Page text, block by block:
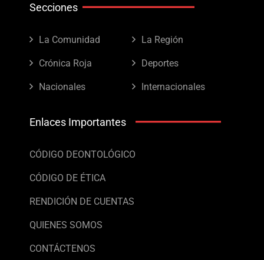
Secciones
La Comunidad La Región
Crónica Roja Deportes
Nacionales Internacionales
Enlaces Importantes
CÓDIGO DEONTOLÓGICO
CÓDIGO DE ÉTICA
RENDICIÓN DE CUENTAS
QUIENES SOMOS
CONTÁCTENOS